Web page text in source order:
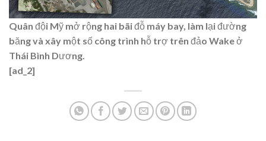
Quân đội Mỹ mở rộng hai bãi đỗ máy bay, làm lại đường
băng và xây một số công trình hỗ trợ trên đảo Wake ở
Thái Bình Dương.
[ad_2]